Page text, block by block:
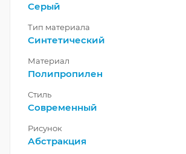
Серый
Тип материала
Синтетический
Материал
Полипропилен
Стиль
Современный
Рисунок
Абстракция